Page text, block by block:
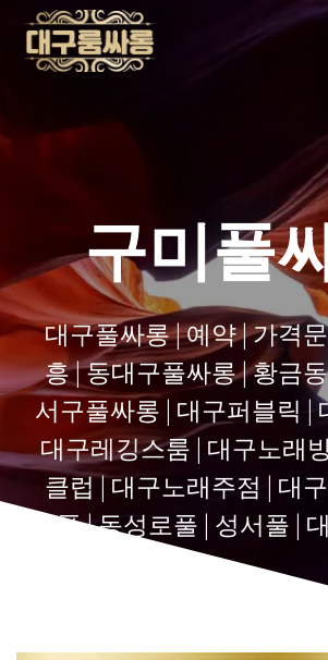
구미풀
대구풀싸롱 | 예약 | 가격
흥 | 동대구풀싸롱 | 황금
서구풀싸롱 | 대구퍼블릭 |
대구레깅스룸 | 대구노래
클럽 | 대구노래주점 | 대
풀 | 동성로풀 | 성서풀 |